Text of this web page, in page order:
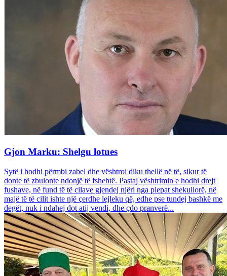
Gjon Marku: Shelgu lotues
Sytë i hodhi përmbi zabel dhe vështroi diku thellë në të, sikur të
donte të zbulonte ndonjë të fshehtë. Pastaj vështrimin e hodhi drejt
fushave, në fund të të cilave gjendej njëri nga plepat shekullorë, në
majë të të cilit ishte një çerdhe lejleku që, edhe pse tundej bashkë me
degët, nuk i ndahej dot atij vendi, dhe çdo pranverë...